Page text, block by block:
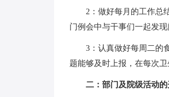
2：做好每月的工作总结
门例会中与干事们一起发现
3：认真做好每周二的食
题能够及时上报，在每次
二：部门及院级活动的